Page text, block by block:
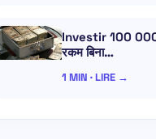
Investir 100
रकम बिना…
1 MIN · LIRE →